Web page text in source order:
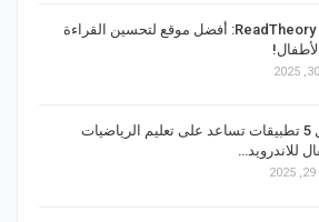
موقع ReadTheory: أفضل موقع لتحسين القراءة
أفضل 5 تطبيقات تساعد على تعليم الرياضيات
للاندرويد…